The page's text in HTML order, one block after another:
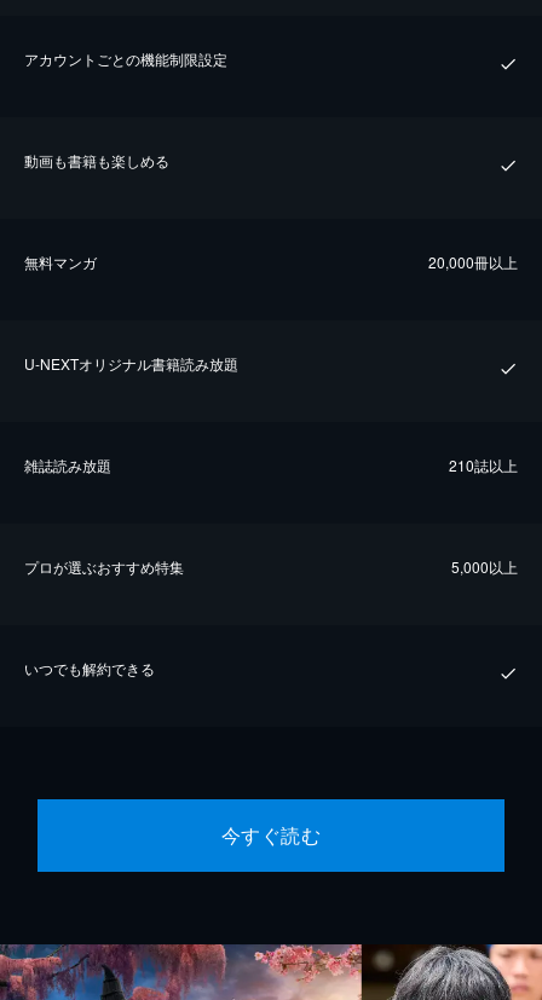
アカウントごとの機能制限設定
動画も書籍も楽しめる
無料マンガ 20,000冊以上
U-NEXTオリジナル書籍読み放題
雑誌読み放題 210誌以上
プロが選ぶおすすめ特集 5,000以上
いつでも解約できる
今すぐ読む